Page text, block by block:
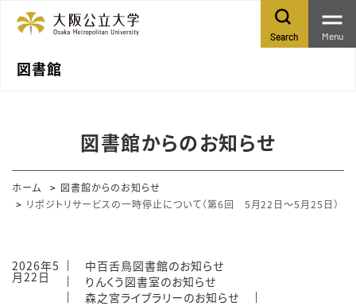
図書館
Search Menu
図書館からのお知らせ
ホーム
図書館からのお知らせ
リポジトリサービスの一時停止について（第6回 5月22日～5月25日）
2026年5
月22日
中百舌鳥図書館のお知らせ
りんくう図書室のお知らせ
森之宮ライブラリーのお知らせ